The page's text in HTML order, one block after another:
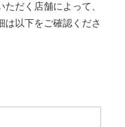
だく店舗によって、
は以下をご確認くださ